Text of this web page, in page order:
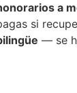
a
si
— se